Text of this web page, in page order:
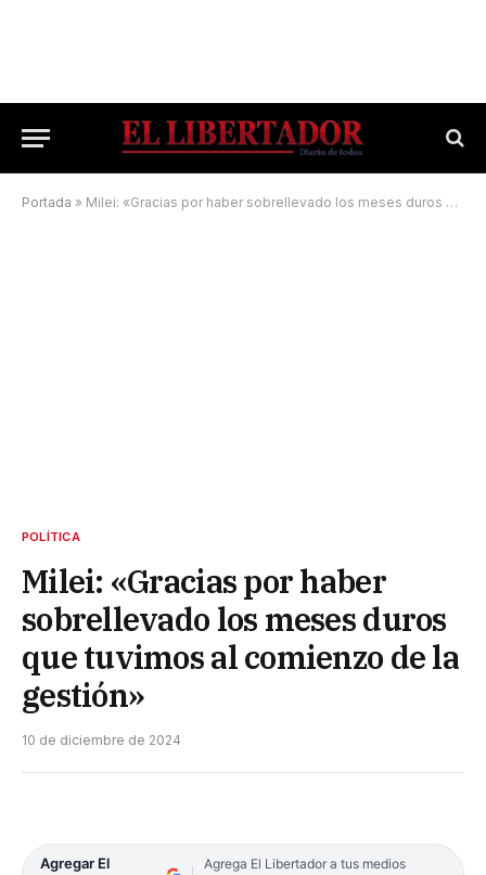
Portada » Milei: «Gracias por haber sobrellevado los meses duros que tuvimos al comienzo de la gestión»
POLÍTICA
Milei: «Gracias por haber
sobrellevado los meses duros
que tuvimos al comienzo de la
gestión»
10 de diciembre de 2024
Agregar El
Agrega El Libertador a tus medios